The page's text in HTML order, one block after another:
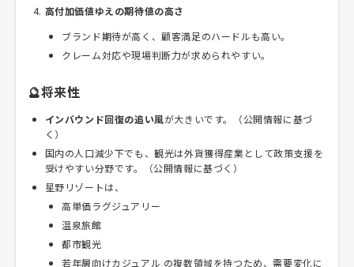
高付加価値ゆえの期待値の高さ
ブランド期待が高く、顧客満足のハードルも高い。
クレーム対応や現場判断力が求められやすい。
🔮将来性
インバウンド回復の追い風が大きいです。（公開情報に基づ
く）
国内の人口減少下でも、観光は外貨獲得産業として政策支援を
受けやすい分野です。（公開情報に基づく）
星野リゾートは、
高単価ラグジュアリー
温泉旅館
都市観光
若年層向けカジュアル の複数領域を持つため、需要変化に